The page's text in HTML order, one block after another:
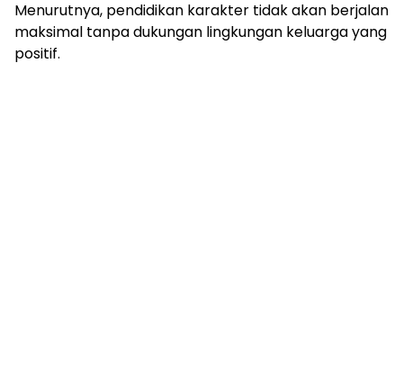
Menurutnya, pendidikan karakter tidak akan berjalan
maksimal tanpa dukungan lingkungan keluarga yang
positif.